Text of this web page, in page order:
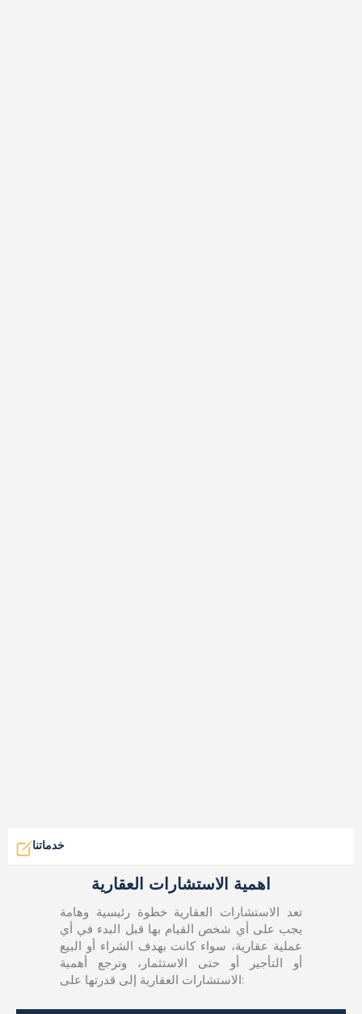
خدماتنا
اهمية الاستشارات العقارية
تعد الاستشارات العقارية خطوة رئيسية وهامة
يجب على أي شخص القيام بها قبل البدء في أي
عملية عقارية، سواء كانت بهدف الشراء أو البيع
أو التأجير أو حتى الاستثمار، وترجع أهمية
الاستشارات العقارية إلى قدرتها على: